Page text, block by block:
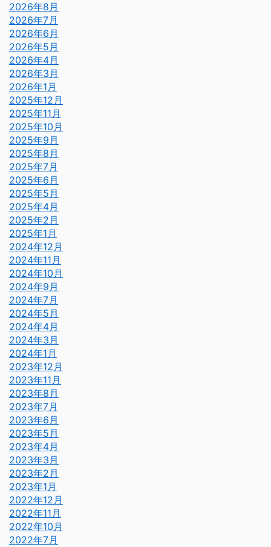
2026年8月
2026年7月
2026年6月
2026年5月
2026年4月
2026年3月
2026年1月
2025年12月
2025年11月
2025年10月
2025年9月
2025年8月
2025年7月
2025年6月
2025年5月
2025年4月
2025年2月
2025年1月
2024年12月
2024年11月
2024年10月
2024年9月
2024年7月
2024年5月
2024年4月
2024年3月
2024年1月
2023年12月
2023年11月
2023年8月
2023年7月
2023年6月
2023年5月
2023年4月
2023年3月
2023年2月
2023年1月
2022年12月
2022年11月
2022年10月
2022年7月